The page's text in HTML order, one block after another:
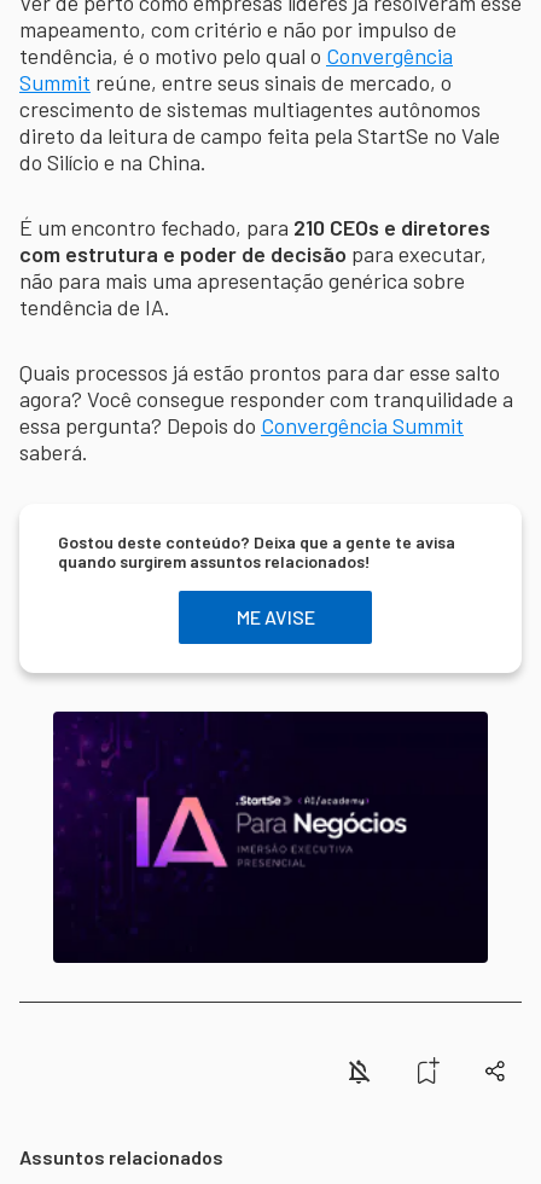
mapeamento, com critério e não por impulso de
tendência, é o motivo pelo qual o Convergência
Summit reúne, entre seus sinais de mercado, o
crescimento de sistemas multiagentes autônomos
direto da leitura de campo feita pela StartSe no Vale
do Silício e na China.
É um encontro fechado, para 210 CEOs e diretores
com estrutura e poder de decisão para executar,
não para mais uma apresentação genérica sobre
tendência de IA.
Quais processos já estão prontos para dar esse salto
agora? Você consegue responder com tranquilidade a
essa pergunta? Depois do Convergência Summit
saberá.
Gostou deste conteúdo? Deixa que a gente te avisa
quando surgirem assuntos relacionados!
ME AVISE
Assuntos relacionados